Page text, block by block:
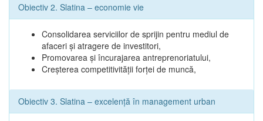
Obiectiv 2. Slatina – economie vie
Consolidarea serviciilor de sprijin pentru mediul de
afaceri şi atragere de investitori,
Promovarea şi încurajarea antreprenoriatului,
Creşterea competitivităţii forţei de muncă,
Obiectiv 3. Slatina – excelenţă în management urban